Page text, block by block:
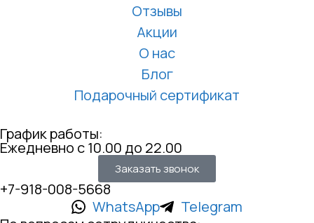
Отзывы
Акции
О нас
Блог
Подарочный сертификат
График работы:
Ежедневно с 10.00 до 22.00
Заказать звонок
+7-918-008-5668
WhatsApp
Telegram